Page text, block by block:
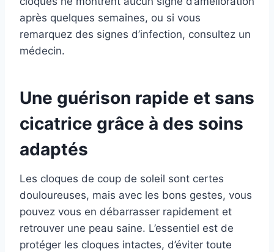
après quelques semaines, ou si vous
remarquez des signes d’infection, consultez un
médecin.
Une guérison rapide et sans
cicatrice grâce à des soins
adaptés
Les cloques de coup de soleil sont certes
douloureuses, mais avec les bons gestes, vous
pouvez vous en débarrasser rapidement et
retrouver une peau saine. L’essentiel est de
protéger les cloques intactes, d’éviter toute